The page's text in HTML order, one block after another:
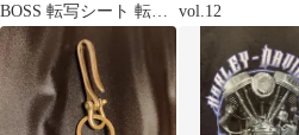
BOSS 転写シート 転写
紙
vol.12